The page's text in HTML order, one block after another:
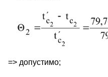
=> допустимо;